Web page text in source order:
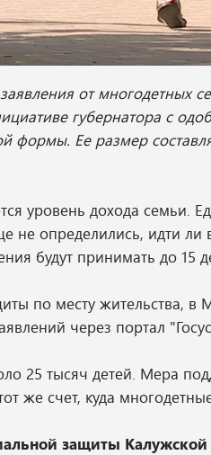
от многодетных
губернатора с
формы. Ее размер
уровень дохода семьи.
определились, идти ли
будут принимать до 15
по месту жительства,
через портал
25 тысяч детей. Мера
же счет, куда
защиты